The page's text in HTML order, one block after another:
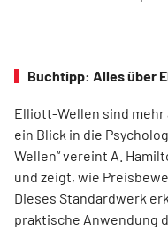
Buchtipp: Alles über
Elliott-Wellen sind mehr
ein Blick in die
Wellen“ vereint A.
und zeigt, wie
Dieses Standardwerk
praktische Anwendung